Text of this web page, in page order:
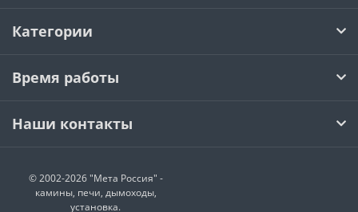
Категории
Время работы
Наши контакты
© 2002-2026 "Мета Россия" -
камины, печи, дымоходы,
установка.